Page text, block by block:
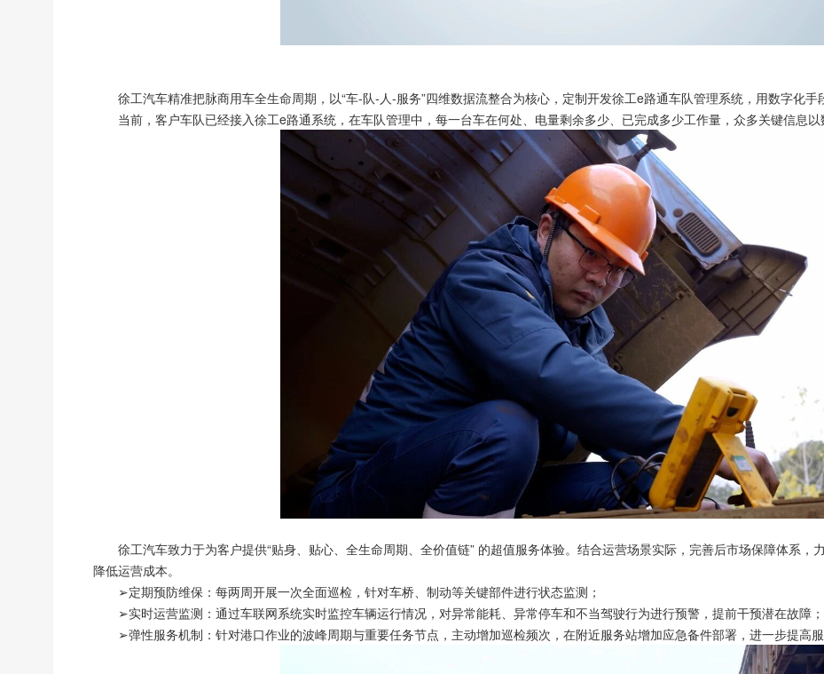
徐工汽车精准把脉商用车全生命周期，以“车-队-人-服务”四维数据流整合为核心，定制开发徐工e路通车队管理系统，用数字化手
当前，客户车队已经接入徐工e路通系统，在车队管理中，每一台车在何处、电量剩余多少、已完成多少工作量，众多关键信息以
徐工汽车致力于为客户提供“贴身、贴心、全生命周期、全价值链” 的超值服务体验。结合运营场景实际，完善后市场保障体系，
降低运营成本。
➢定期预防维保：每两周开展一次全面巡检，针对车桥、制动等关键部件进行状态监测；
➢实时运营监测：通过车联网系统实时监控车辆运行情况，对异常能耗、异常停车和不当驾驶行为进行预警，提前干预潜在故障；
➢弹性服务机制：针对港口作业的波峰周期与重要任务节点，主动增加巡检频次，在附近服务站增加应急备件部署，进一步提高服